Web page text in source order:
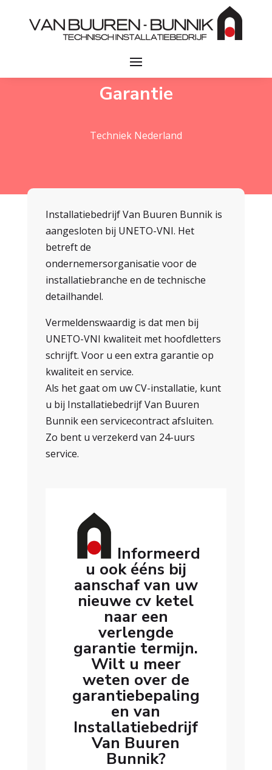
Garantie
Techniek Nederland
Installatiebedrijf Van Buuren Bunnik is
aangesloten bij UNETO-VNI. Het
betreft de
ondernemersorganisatie voor de
installatiebranche en de technische
detailhandel.
Vermeldenswaardig is dat men bij
UNETO-VNI kwaliteit met hoofdletters
schrijft. Voor u een extra garantie op
kwaliteit en service.
Als het gaat om uw CV-installatie, kunt
u bij Installatiebedrijf Van Buuren
Bunnik een servicecontract afsluiten.
Zo bent u verzekerd van 24-uurs
service.
Informeerd
u ook ééns bij
aanschaf van uw
nieuwe cv ketel
naar een
verlengde
garantie termijn.
Wilt u meer
weten over de
garantiebepaling
en van
Installatiebedrijf
Van Buuren
Bunnik?